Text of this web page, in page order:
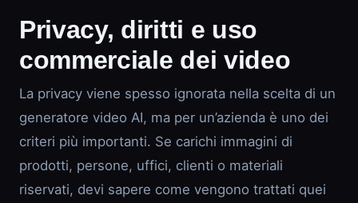
Privacy, diritti e uso
commerciale dei video
La privacy viene spesso ignorata nella scelta di un
generatore video AI, ma per un’azienda è uno dei
criteri più importanti. Se carichi immagini di
prodotti, persone, uffici, clienti o materiali
riservati, devi sapere come vengono trattati quei